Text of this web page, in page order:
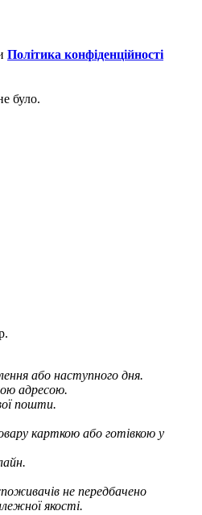
Політика конфіденційності
було.
або наступного дня.
адресою.
пошти.
карткою або готівкою у
не передбачено
якості.